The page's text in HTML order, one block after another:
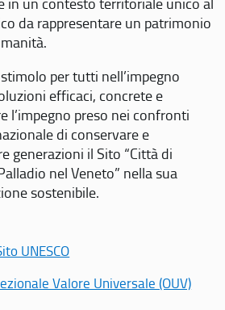
in un contesto territoriale unico al
da rappresentare un patrimonio
per tutti nell’impegno
efficaci, concrete e
l’impegno preso nei confronti
di conservare e
generazioni il Sito “Città di
nel Veneto” nella sua
sostenibile.
UNESCO
Valore Universale (OUV)